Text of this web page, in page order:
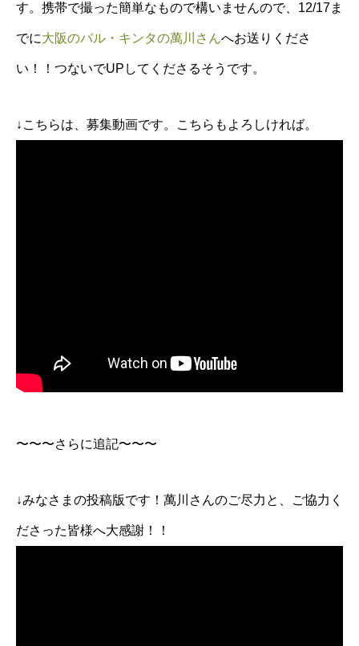
す。携帯で撮った簡単なもので構いませんので、12/17ま
でに大阪のバル・キンタの萬川さんへお送りくださ
い！！つないでUPしてくださるそうです。
↓こちらは、募集動画です。こちらもよろしければ。
〜〜〜さらに追記〜〜〜
↓みなさまの投稿版です！萬川さんのご尽力と、ご協力く
ださった皆様へ大感謝！！